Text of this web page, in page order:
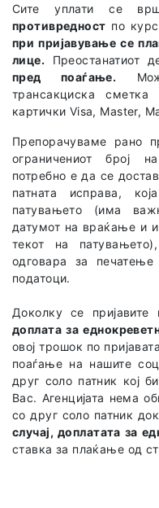
Сите уплати се
противредност по
при пријавување се
лице. Преостанатиот
пред поаѓање.
трансакциска
картички Visa, Master,
Препорачуваме рано
ограничениот број
потребно е да се
патната исправа,
патувањето (има
датумот на враќање и
текот на
одговара за
податоци.
Доколку се
доплата за
овој трошок по
поаѓање на нашите
друг соло патник кој
Вас. Агенцијата нема
со друг соло патник
случај, доплатата за
ставка за плаќање од